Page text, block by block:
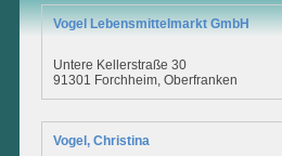
Vogel Lebensmittelmarkt GmbH
Untere Kellerstraße 30
91301 Forchheim, Oberfranken
Vogel, Christina